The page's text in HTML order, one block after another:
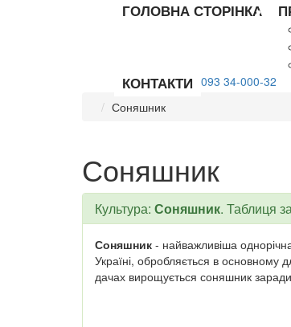
ГОЛОВНА СТОРІНКА
КОНТАКТИ 093 34-000-32
Соняшник
Соняшник
Культура: Соняшник. Таблиця
Соняшник - найважливіша
Україні, обробляється в основному
дачах вирощується соняшник